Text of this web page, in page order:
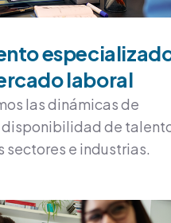
laboral
las dinámicas de
de
sectores e industrias.